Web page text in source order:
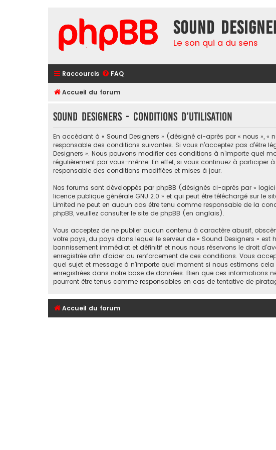
Sound
Le son qui a du sens
Raccourcis FAQ
Accueil du forum
Sound Designers - Conditions d’utilisation
En accédant à « Sound Designers » (désigné ci-après par « nous », «
responsable des conditions suivantes. Si vous n’acceptez pas d’être
Designers ». Nous pouvons modifier ces conditions à n’importe quel
régulièrement par vous-même. En effet, si vous continuez à participer
responsable des conditions modifiées et mises à jour.
Nos forums sont développés par phpBB (désignés ci-après par «
licence publique générale GNU 2.0 » et qui peut être téléchargé sur le
Limited ne peut en aucun cas être tenu comme responsable de la
phpBB, veuillez consulter le site de phpBB (en anglais).
Vous acceptez de ne publier aucun contenu à caractère abusif,
votre pays, du pays dans lequel le serveur de « Sound Designers »
bannissement immédiat et définitif et nous nous réservons le droit
enregistrée afin d’aider au renforcement de ces conditions. Vous
quel sujet et message à n’importe quel moment si nous estimons
enregistrées dans notre base de données. Bien que ces informations
pourront être tenus comme responsables en cas de tentative de
Accueil du forum